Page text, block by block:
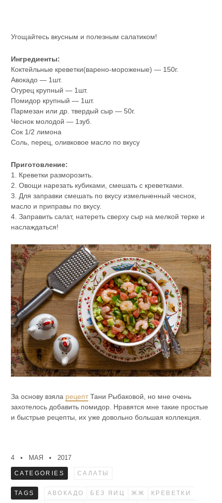
Угощайтесь вкусным и полезным салатиком!
Ингредиенты:
Коктейльные креветки(варено-мороженые) — 150г.
Авокадо — 1шт.
Огурец крупный — 1шт.
Помидор крупный — 1шт.
Пармезан или др. твердый сыр — 50г.
Чеснок молодой — 1зуб.
Сок 1/2 лимона
Соль, перец, оливковое масло по вкусу
Приготовление:
1. Креветки разморозить.
2. Овощи нарезать кубиками, смешать с креветками.
3. Для заправки смешать по вкусу измельченный чеснок,
масло и приправы по вкусу.
4. Заправить салат, натереть сверху сыр на мелкой терке и
наслаждаться!
За основу взяла рецептТани Рыбаковой, но мне очень
захотелось добавить помидор. Нравятся мне такие простые
и быстрые рецепты, их уже довольно большая коллекция.
4 МАЯ 2017
CATEGORIES САЛАТЫ
TAGS АВОКАДО БЕЗ ЯИЦ ЖЖ
КРЕВЕТКИ